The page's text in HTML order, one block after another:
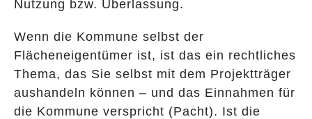
Nutzung bzw. Überlassung.
Wenn die Kommune selbst der
Flächeneigentümer ist, ist das ein rechtliches
Thema, das Sie selbst mit dem Projektträger
aushandeln können – und das Einnahmen für
die Kommune verspricht (Pacht). Ist die